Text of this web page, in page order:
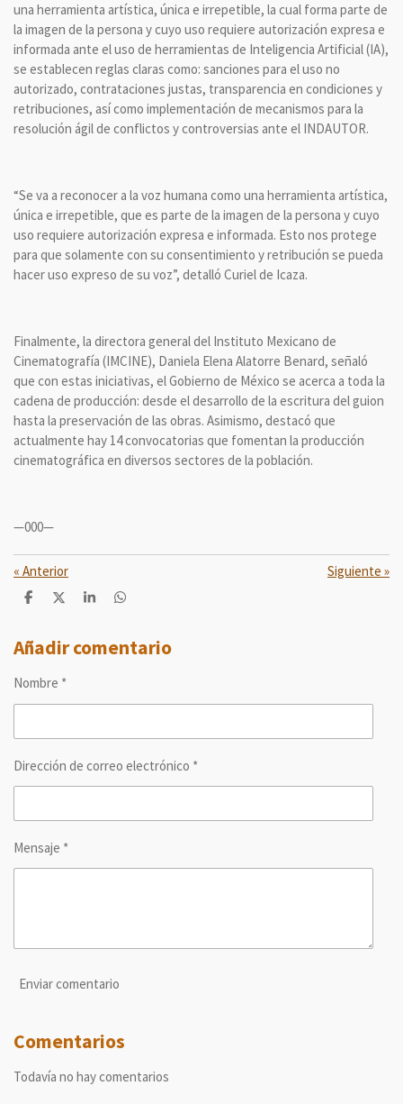
una herramienta artística, única e irrepetible, la cual forma parte de
la imagen de la persona y cuyo uso requiere autorización expresa e
informada ante el uso de herramientas de Inteligencia Artificial (IA),
se establecen reglas claras como: sanciones para el uso no
autorizado, contrataciones justas, transparencia en condiciones y
retribuciones, así como implementación de mecanismos para la
resolución ágil de conflictos y controversias ante el INDAUTOR.
“Se va a reconocer a la voz humana como una herramienta artística,
única e irrepetible, que es parte de la imagen de la persona y cuyo
uso requiere autorización expresa e informada. Esto nos protege
para que solamente con su consentimiento y retribución se pueda
hacer uso expreso de su voz”, detalló Curiel de Icaza.
Finalmente, la directora general del Instituto Mexicano de
Cinematografía (IMCINE), Daniela Elena Alatorre Benard, señaló
que con estas iniciativas, el Gobierno de México se acerca a toda la
cadena de producción: desde el desarrollo de la escritura del guion
hasta la preservación de las obras. Asimismo, destacó que
actualmente hay 14 convocatorias que fomentan la producción
cinematográfica en diversos sectores de la población.
—000—
« Anterior Siguiente »
C
p
a
t
C
p
a
C
p
a
C
p
a
Añadir comentario
Nombre *
Dirección de correo electrónico *
Mensaje *
Enviar comentario
Comentarios
Todavía no hay comentarios